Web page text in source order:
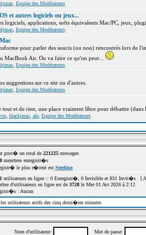
, Equipe des Modérateurs
et autres logiciels ou jeux...
logiciels, applications, softs équivalents Mac/PC, jeux,
, Equipe des Modérateurs
pour parler des soucis (ou non) rencontrés lors de
MacBook Air. On va faire ce qu'on peut...
, Equipe des Modérateurs
suggestions sur ce site ou d'autres.
, Equipe des Modérateurs
tout et de rien, une place vraiment libre pour débattre (dans
, blackjmac, ale, Equipe des Modérateurs
post� un total de 221225messages
membres enregistr�s
le plus r�cent est Sterling
utilisateurs en ligne :: 0 Enregistr�, 0 Invisible et 831 Invit�s [
d'utilisateurs en ligne est de 3728le Mer 01 Avr 2026 à 2:12
: Aucun
utilisateurs actifs des cinq derni�res minutes
Nom d'utilisateur: Mot de passe: